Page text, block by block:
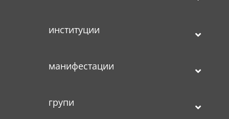
институции
манифестации
групи